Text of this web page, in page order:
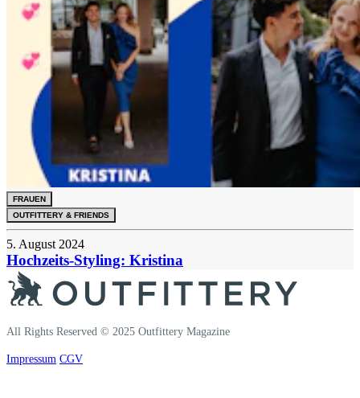
FRAUEN
OUTFITTERY & FRIENDS
5. August 2024
Hochzeits-Styling: Kristina
All Rights Reserved © 2025 Outfittery Magazine
Impressum CGV